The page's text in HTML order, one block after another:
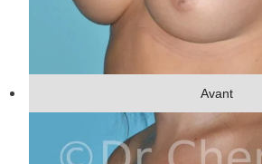
Avant